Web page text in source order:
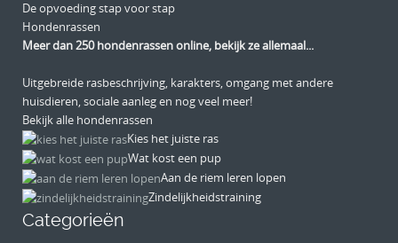
De opvoeding stap voor stap
Hondenrassen
Meer dan 250 hondenrassen online, bekijk ze allemaal...
Uitgebreide rasbeschrijving, karakters, omgang met andere
huisdieren, sociale aanleg en nog veel meer!
Bekijk alle hondenrassen
Kies het juiste ras
Wat kost een pup
Aan de riem leren lopen
Zindelijkheidstraining
Categorieën